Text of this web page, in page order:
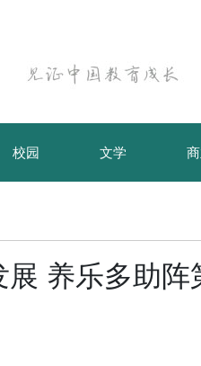
校园 文学
养乐多助